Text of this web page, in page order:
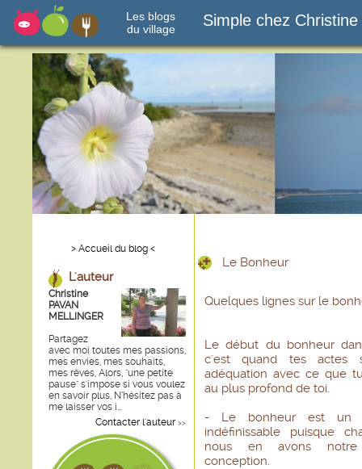
Les blogs
du village
Simple chez Christine
> Accueil du blog <
L'auteur
Christine
PAVAN
MELLINGER
Partagez
avec moi toutes mes passions,
mes envies, mes souhaits,
mes rêves, Alors, "une petite
pause" s'impose si vous voulez
en savoir plus, N’hésitez pas à
me laisser vos i...
Contacter l'auteur >>
Le Bonheur
Quelques lignes sur le
Le début du bonheur
c'est quand tes actes
adéquation avec ce que
au plus profond de toi.
- Le bonheur est un
indéfinissable puisque
nous en avons notre
conception.